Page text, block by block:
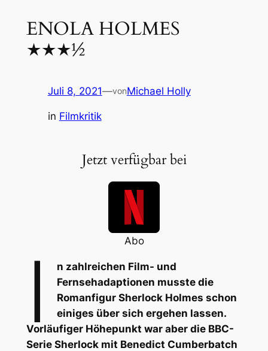
ENOLA HOLMES
★★★½
Juli 8, 2021—vonMichael Holly
in Filmkritik
Jetzt verfügbar bei
Abo
I
n zahlreichen Film- und
Fernsehadaptionen musste die
Romanfigur Sherlock Holmes schon
einiges über sich ergehen lassen.
Vorläufiger Höhepunkt war aber die BBC-
Serie Sherlockmit Benedict Cumberbatch